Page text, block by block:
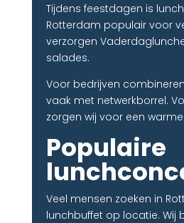
Tijdens feestdagen is
Rotterdam populair voor
verzorgen
salades.
Voor bedrijven
vaak met netwerkborrel.
zorgen wij voor een
Populaire
Veel mensen zoeken in
lunchbuffet op locatie. Wij